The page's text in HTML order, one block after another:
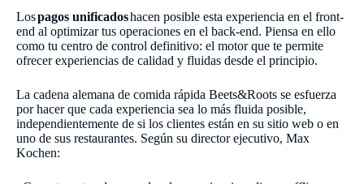
Lospagos unificadoshacen posible esta experiencia en el front-
end al optimizar tus operaciones en el back-end. Piensa en ello
como tu centro de control definitivo: el motor que te permite
ofrecer experiencias de calidad y fluidas desde el principio.
La cadena alemana de comida rápida Beets&Roots se esfuerza
por hacer que cada experiencia sea lo más fluida posible,
independientemente de si los clientes están en su sitio web o en
uno de sus restaurantes. Según su director ejecutivo, Max
Kochen: